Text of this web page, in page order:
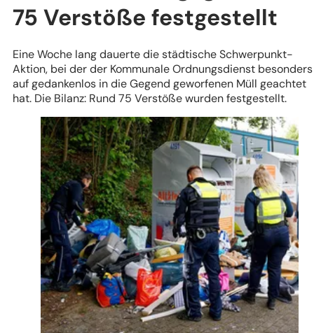
75 Verstöße festgestellt
Eine Woche lang dauerte die städtische Schwerpunkt-
Aktion, bei der der Kommunale Ordnungsdienst besonders
auf gedankenlos in die Gegend geworfenen Müll geachtet
hat. Die Bilanz: Rund 75 Verstöße wurden festgestellt.